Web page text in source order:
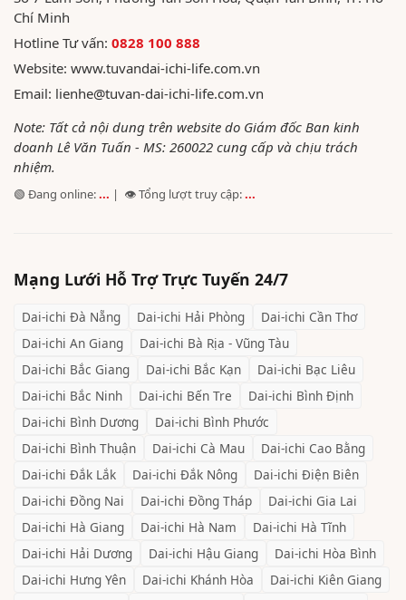
Chí Minh
Hotline Tư vấn: 0828 100 888
Website: www.tuvandai-ichi-life.com.vn
Email: lienhe@tuvan-dai-ichi-life.com.vn
Note: Tất cả nội dung trên website do Giám đốc Ban kinh
doanh Lê Văn Tuấn - MS: 260022 cung cấp và chịu trách
nhiệm.
🟢 Đang online:... | 👁️ Tổng lượt truy cập:...
Mạng Lưới Hỗ Trợ Trực Tuyến 24/7
Dai-ichi Đà Nẵng Dai-ichi Hải Phòng Dai-ichi Cần Thơ
Dai-ichi An Giang Dai-ichi Bà Rịa - Vũng Tàu
Dai-ichi Bắc Giang Dai-ichi Bắc Kạn Dai-ichi Bạc Liêu
Dai-ichi Bắc Ninh Dai-ichi Bến Tre Dai-ichi Bình Định
Dai-ichi Bình Dương Dai-ichi Bình Phước
Dai-ichi Bình Thuận Dai-ichi Cà Mau Dai-ichi Cao Bằng
Dai-ichi Đắk Lắk Dai-ichi Đắk Nông Dai-ichi Điện Biên
Dai-ichi Đồng Nai Dai-ichi Đồng Tháp Dai-ichi Gia Lai
Dai-ichi Hà Giang Dai-ichi Hà Nam Dai-ichi Hà Tĩnh
Dai-ichi Hải Dương Dai-ichi Hậu Giang Dai-ichi Hòa Bình
Dai-ichi Hưng Yên Dai-ichi Khánh Hòa Dai-ichi Kiên Giang